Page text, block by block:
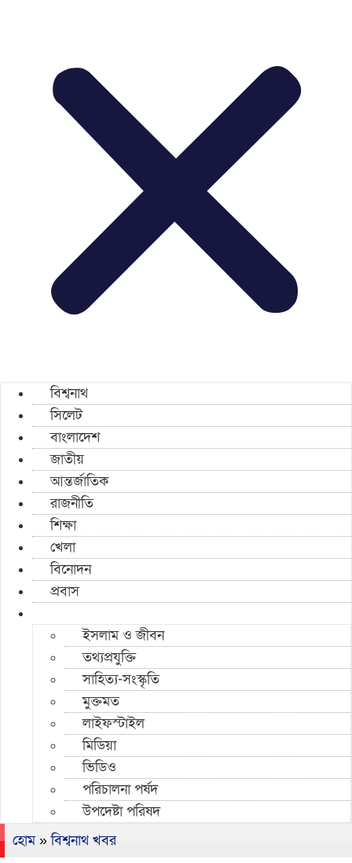
বিশ্বনাথ
সিলেট
বাংলাদেশ
জাতীয়
আন্তর্জাতিক
রাজনীতি
শিক্ষা
খেলা
বিনোদন
প্রবাস
ইসলাম ও জীবন
তথ্যপ্রযুক্তি
সাহিত্য-সংস্কৃতি
মুক্তমত
লাইফস্টাইল
মিডিয়া
ভিডিও
পরিচালনা পর্ষদ
উপদেষ্টা পরিষদ
হোম»বিশ্বনাথ খবর